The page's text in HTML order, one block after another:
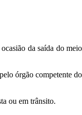
da saída do meio
órgão competente do
ou em trânsito.